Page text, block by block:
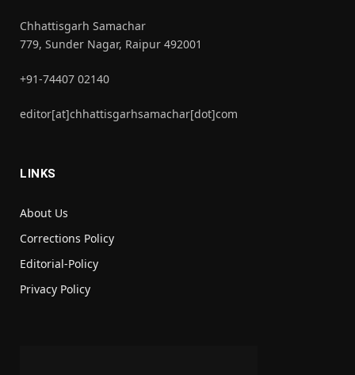
Chhattisgarh Samachar
779, Sunder Nagar, Raipur 492001
+91-74407 02140
editor[at]chhattisgarhsamachar[dot]com
LINKS
About Us
Corrections Policy
Editorial-Policy
Privacy Policy